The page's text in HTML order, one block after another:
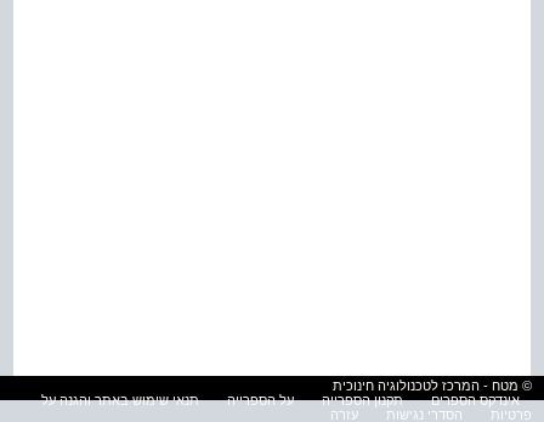
© מטח - המרכז לטכנולוגיה חינוכית
אינדקס הספרים
תקנון הספרייה על הספרייה
תנאי שימוש באתר והגנה על
פרטיות
הסדרי נגישות עזרה